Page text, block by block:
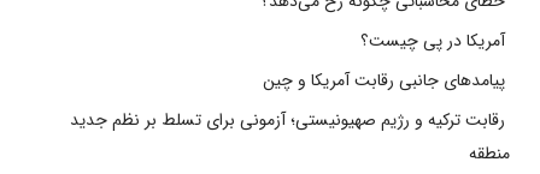
آمریکا در پی چیست؟
پیامدهای جانبی رقابت آمریکا و چین
رقابت ترکیه و رژیم صهیونیستی؛ آزمونی برای تسلط بر نظم جدید
منطقه